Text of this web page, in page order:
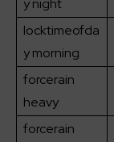
y night
locktimeofda
y morning
forcerain
heavy
forcerain